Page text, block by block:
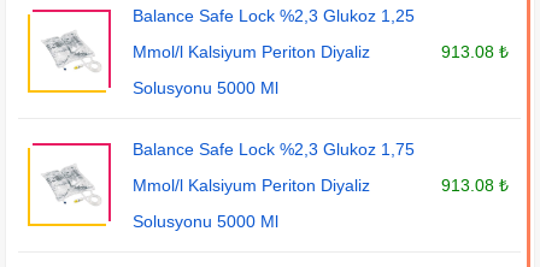
Balance Safe Lock %2,3 Glukoz 1,25
Mmol/l Kalsiyum Periton Diyaliz
Solusyonu 5000 Ml
913.08 ₺
Balance Safe Lock %2,3 Glukoz 1,75
Mmol/l Kalsiyum Periton Diyaliz
Solusyonu 5000 Ml
913.08 ₺